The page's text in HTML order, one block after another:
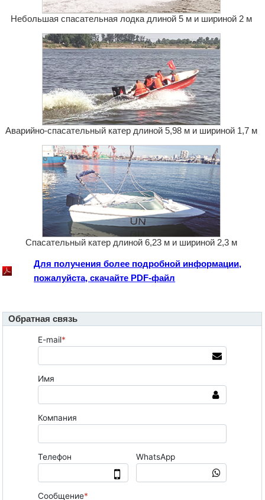
Небольшая спасательная лодка длиной 5 м и шириной 2 м
Аварийно-спасательный катер длиной 5,98 м и шириной 1,7 м
Спасательный катер длиной 6,23 м и шириной 2,3 м
Для получения более подробной информации,
пожалуйста, скачайте PDF-файл
Обратная связь